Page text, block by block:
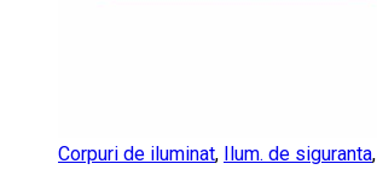
Corpuri de iluminat, Ilum. de siguranta,